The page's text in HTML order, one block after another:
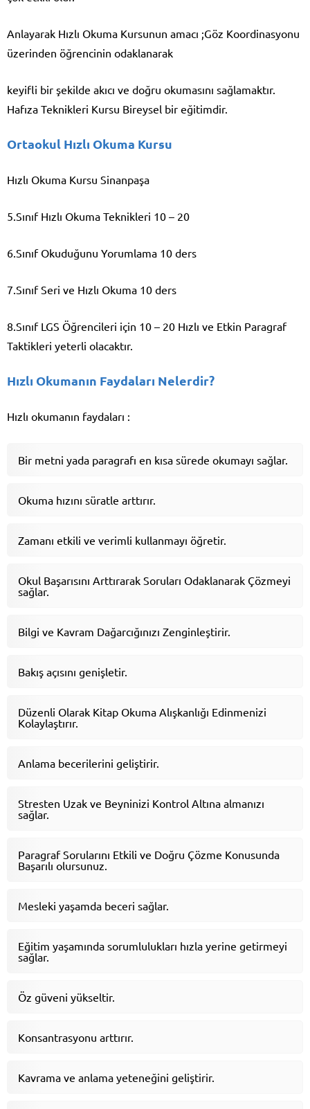
Anlayarak Hızlı Okuma Kursunun amacı ;Göz Koordinasyonu
üzerinden öğrencinin odaklanarak
keyifli bir şekilde akıcı ve doğru okumasını sağlamaktır.
Hafıza Teknikleri Kursu Bireysel bir eğitimdir.
Ortaokul Hızlı Okuma Kursu
Hızlı Okuma Kursu Sinanpaşa
5.Sınıf Hızlı Okuma Teknikleri 10 – 20
6.Sınıf Okuduğunu Yorumlama 10 ders
7.Sınıf Seri ve Hızlı Okuma 10 ders
8.Sınıf LGS Öğrencileri için 10 – 20 Hızlı ve Etkin Paragraf
Taktikleri yeterli olacaktır.
Hızlı Okumanın Faydaları Nelerdir?
Hızlı okumanın faydaları :
Bir metni yada paragrafı en kısa sürede okumayı sağlar.
Okuma hızını süratle arttırır.
Zamanı etkili ve verimli kullanmayı öğretir.
Okul Başarısını Arttırarak Soruları Odaklanarak Çözmeyi
sağlar.
Bilgi ve Kavram Dağarcığınızı Zenginleştirir.
Bakış açısını genişletir.
Düzenli Olarak Kitap Okuma Alışkanlığı Edinmenizi
Kolaylaştırır.
Anlama becerilerini geliştirir.
Stresten Uzak ve Beyninizi Kontrol Altına almanızı
sağlar.
Paragraf Sorularını Etkili ve Doğru Çözme Konusunda
Başarılı olursunuz.
Mesleki yaşamda beceri sağlar.
Eğitim yaşamında sorumlulukları hızla yerine getirmeyi
sağlar.
Öz güveni yükseltir.
Konsantrasyonu arttırır.
Kavrama ve anlama yeteneğini geliştirir.